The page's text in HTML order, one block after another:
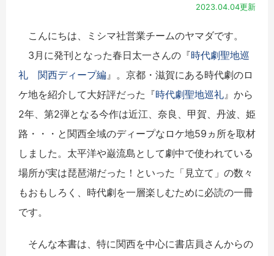
2023.04.04更新
こんにちは、ミシマ社営業チームのヤマダです。
3月に発刊となった春日太一さんの『時代劇聖地巡
礼 関西ディープ編 』。京都・滋賀にある時代劇のロ
ケ地を紹介して大好評だった『時代劇聖地巡礼 』から
2年、第2弾となる今作は近江、奈良、甲賀、丹波、姫
路・・・と関西全域のディープなロケ地59ヵ所を取材
しました。太平洋や巌流島として劇中で使われている
場所が実は琵琶湖だった！といった「見立て」の数々
もおもしろく、時代劇を一層楽しむために必読の一冊
です。
そんな本書は、特に関西を中心に書店員さんからの